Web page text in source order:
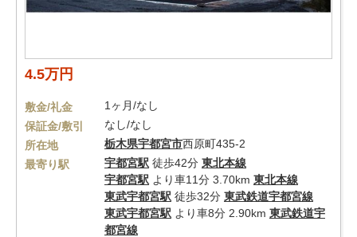
4.5万円
敷金/礼金
1ヶ月/なし
保証金/敷引
なし/なし
所在地
栃木県宇都宮市西原町435-2
最寄り駅
宇都宮駅 徒歩42分 東北本線
宇都宮駅 より車11分 3.70km 東北本線
東武宇都宮駅 徒歩32分 東武鉄道宇都宮線
東武宇都宮駅 より車8分 2.90km 東武鉄道宇
都宮線